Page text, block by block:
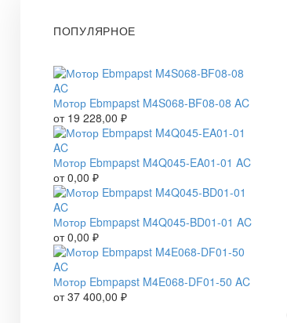
ПОПУЛЯРНОЕ
Мотор Ebmpapst M4S068-BF08-08 AC
от 19 228,00 ₽
Мотор Ebmpapst M4Q045-EA01-01 AC
от0,00 ₽
Мотор Ebmpapst M4Q045-BD01-01 AC
от0,00 ₽
Мотор Ebmpapst M4E068-DF01-50 AC
от37 400,00 ₽